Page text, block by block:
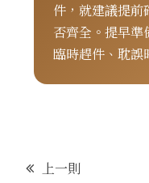
件，就建議提前
否齊全。提早
臨時趕件、耽誤
上一則